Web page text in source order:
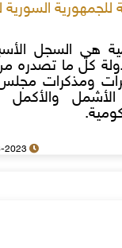
السورية لعام
هي السجل
كل ما تصدره
ومذكرات مجلس
والأكمل
12-08-2023